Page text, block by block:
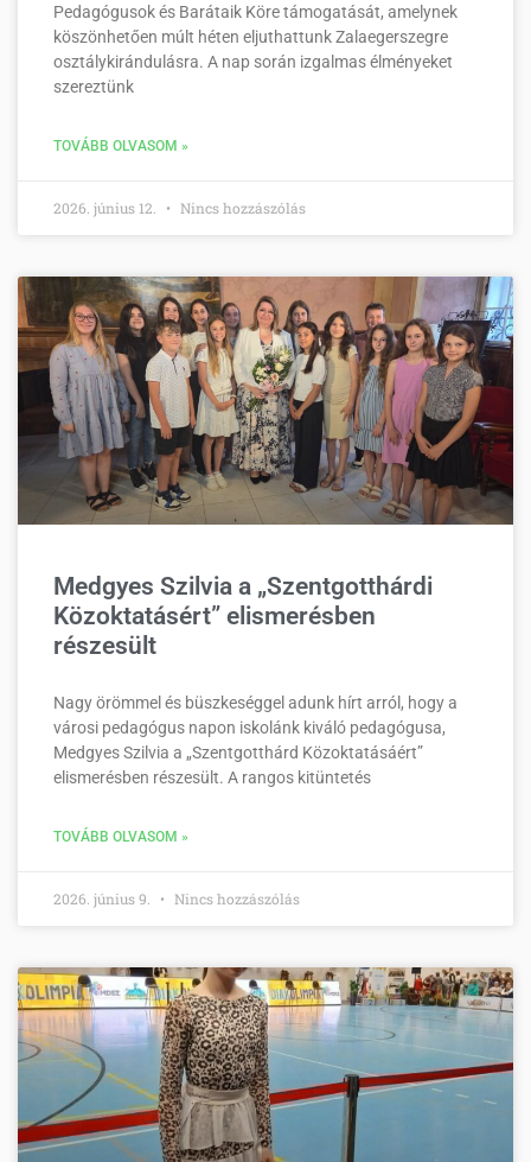
Pedagógusok és Barátaik Köre támogatását, amelynek
köszönhetően múlt héten eljuthattunk Zalaegerszegre
osztálykirándulásra. A nap során izgalmas élményeket
szereztünk
TOVÁBB OLVASOM »
2026. június 12. Nincs hozzászólás
Medgyes Szilvia a „Szentgotthárdi
Közoktatásért” elismerésben
részesült
Nagy örömmel és büszkeséggel adunk hírt arról, hogy a
városi pedagógus napon iskolánk kiváló pedagógusa,
Medgyes Szilvia a „Szentgotthárd Közoktatásáért”
elismerésben részesült. A rangos kitüntetés
TOVÁBB OLVASOM »
2026. június 9. Nincs hozzászólás